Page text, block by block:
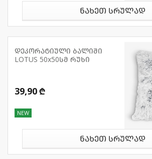
ნახეთ სრულად
დეკორატიული ბალიში
LOTUS 50x50სმ რუხი
39,90 ₾
NEW
ნახეთ სრულად